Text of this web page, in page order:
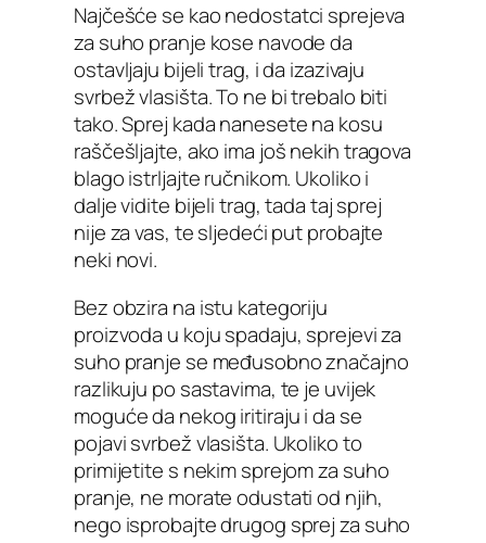
Najčešće se kao nedostatci sprejeva
za suho pranje kose navode da
ostavljaju bijeli trag, i da izazivaju
svrbež vlasišta. To ne bi trebalo biti
tako. Sprej kada nanesete na kosu
raščešljajte, ako ima još nekih tragova
blago istrljajte ručnikom. Ukoliko i
dalje vidite bijeli trag, tada taj sprej
nije za vas, te sljedeći put probajte
neki novi.
Bez obzira na istu kategoriju
proizvoda u koju spadaju, sprejevi za
suho pranje se međusobno značajno
razlikuju po sastavima, te je uvijek
moguće da nekog iritiraju i da se
pojavi svrbež vlasišta. Ukoliko to
primijetite s nekim sprejom za suho
pranje, ne morate odustati od njih,
nego isprobajte drugog sprej za suho